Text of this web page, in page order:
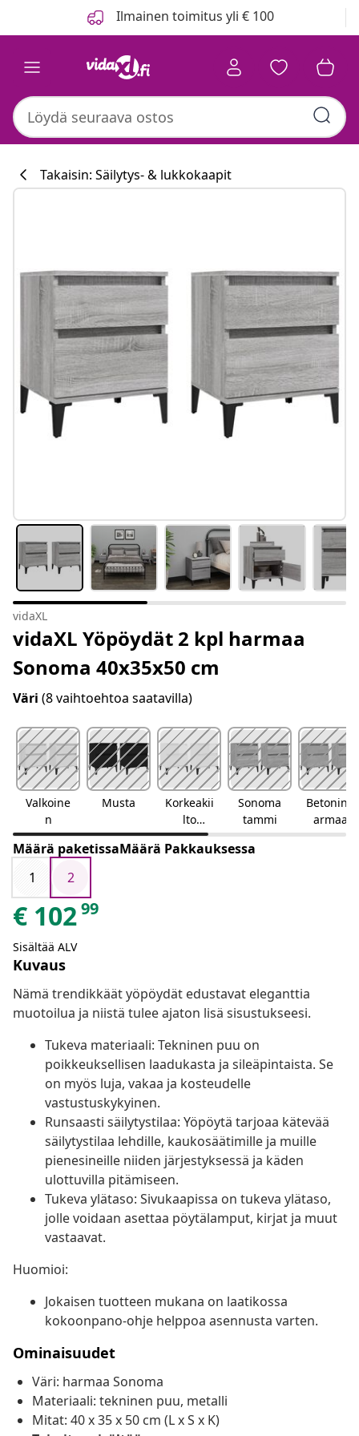
Ilmainen toimitus yli € 100
#sharemevidaxl
Takaisin: Säilytys- & lukkokaapit
vidaXL
vidaXL Yöpöydät 2 kpl harmaa
Sonoma 40x35x50 cm
Väri (8 vaihtoehtoa saatavilla)
Valkoine
n
Musta
Korkeakii
lto
valkoinen
Sonoma
tammi
Betoninh
armaa
Määrä paketissaMäärä Pakkauksessa
1
2
€ 10299
Sisältää ALV
Kuvaus
Nämä trendikkäät yöpöydät edustavat eleganttia
muotoilua ja niistä tulee ajaton lisä sisustukseesi.
Tukeva materiaali: Tekninen puu on
poikkeuksellisen laadukasta ja sileäpintaista. Se
on myös luja, vakaa ja kosteudelle
vastustuskykyinen.
Runsaasti säilytystilaa: Yöpöytä tarjoaa kätevää
säilytystilaa lehdille, kaukosäätimille ja muille
pienesineille niiden järjestyksessä ja käden
ulottuvilla pitämiseen.
Tukeva ylätaso: Sivukaapissa on tukeva ylätaso,
jolle voidaan asettaa pöytälamput, kirjat ja muut
vastaavat.
Huomioi:
Jokaisen tuotteen mukana on laatikossa
kokoonpano-ohje helppoa asennusta varten.
Ominaisuudet
Väri: harmaa Sonoma
Materiaali: tekninen puu, metalli
Mitat: 40 x 35 x 50 cm (L x S x K)